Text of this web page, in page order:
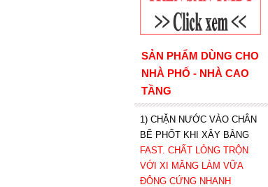
SẢN PHẨM DÙNG CHO
NHÀ PHỐ - NHÀ CAO
TẦNG
1) CHẶN NƯỚC VÀO CHÂN
BỂ PHỐT KHI XÂY BẰNG
FAST. CHẤT LỎNG TRỘN
VỚI XI MĂNG LÀM VỮA
ĐÔNG CỨNG NHANH